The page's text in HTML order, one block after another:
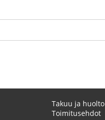
Takuu ja huolto
Toimitusehdot